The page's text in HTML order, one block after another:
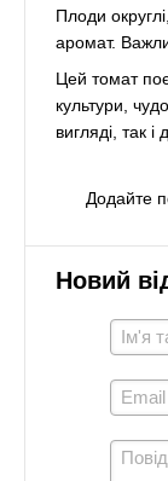
Плоди
аромат.
Цей томат
культури,
вигляді, так
Додайте
Новий